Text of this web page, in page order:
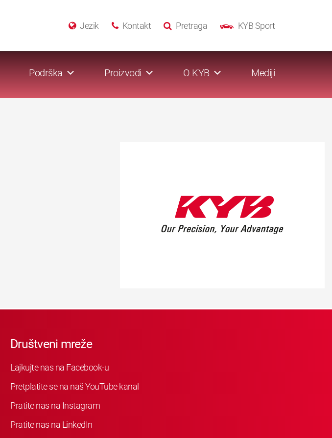
KYB Sport
Pretraga
Kontakt
Jezik
Podrška Proizvodi O KYB Mediji
Društveni mreže
Lajkujte nas na Facebook-u
Pretplatite se na naš YouTube kanal
Pratite nas na Instagram
Pratite nas na LinkedIn